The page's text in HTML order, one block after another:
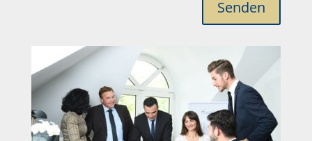
Senden